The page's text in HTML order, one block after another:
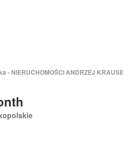
- NIERUCHOMOŚCI ANDRZEJ KRAUSE